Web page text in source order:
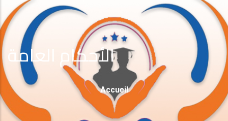
الأحكام العامة
Fil
D'Ariane
Accueil